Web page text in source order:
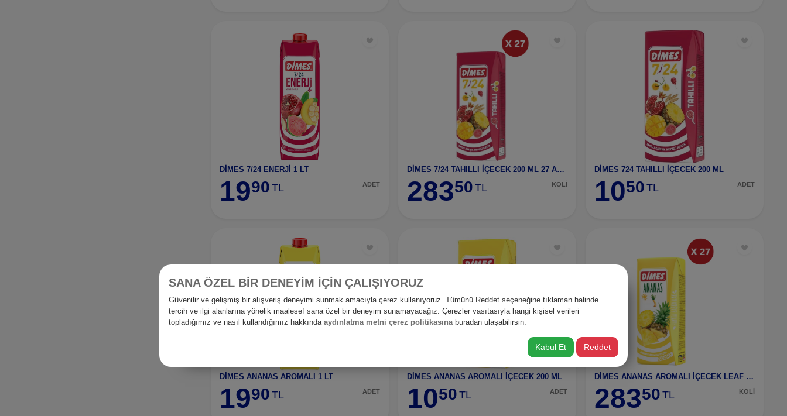
DİMES 7/24 ENERJİ 1 LT
1990 TL ADET
DİMES 7/24 TAHILLI İÇECEK 200 ML 27 ADET
28350 TL KOLİ
DİMES 724 TAHILLI İÇECEK 200 ML
1050 TL ADET
DİMES ANANAS AROMALI 1 LT
1990 TL ADET
DİMES ANANAS AROMALI İÇECEK 200 ML
1050 TL ADET
DİMES ANANAS AROMALI İÇECEK LEAF 200 ML 27 ADET
28350 TL KOLİ
SANA ÖZEL BİR DENEYİM İÇİN ÇALIŞIYORUZ
Güvenilir ve gelişmiş bir alışveriş deneyimi sunmak amacıyla çerez kullanıyoruz. Tümünü Reddet seçeneğine tıklaman halinde
tercih ve ilgi alanlarına yönelik maalesef sana özel bir deneyim sunamayacağız. Çerezler vasıtasıyla hangi kişisel verileri
topladığımız ve nasıl kullandığımız hakkında aydınlatma metni çerez politikasınaburadan ulaşabilirsin.
Kabul Et Reddet